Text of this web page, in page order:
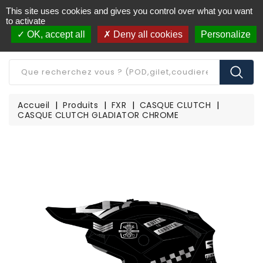
Livraison offerte à partir de 250€ d'achat (*)
CATÉGORIE
Accueil Produits FXR
CASQUE CLUTCH
CASQUE CLUTCH GLADIATOR CHROME
This site uses cookies and gives you control over what you want
to activate
OK, accept all
Deny all cookies Personalize